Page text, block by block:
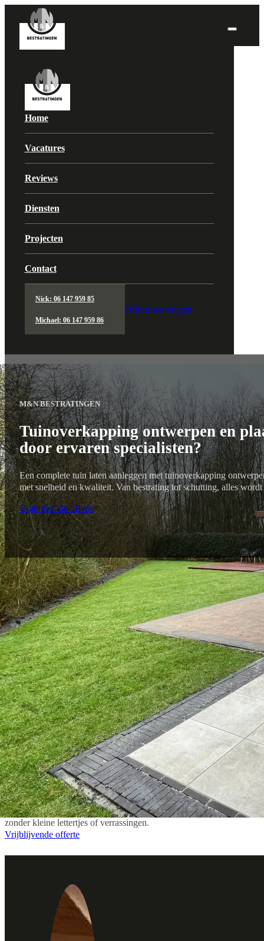
Home
Vacatures
Reviews
Diensten
Projecten
Contact
Nick: 06 147 959 85
Michael: 06 147 959 86
Offerte aanvragen
M&N BESTRATINGEN
Tuinoverkapping ontwerpen en
door ervaren specialisten?
Een complete tuin laten aanleggen met tuinoverkapping
met snelheid en kwaliteit. Van bestrating tot schutting, alles wordt
Vrijblijvende offerte
Wij werken efficiënt en helder: duidelijke
strak werk en advies waar nodig. Zo krijgt u
tuin die u voor ogen hebt.
Onze werkzaamheden variëren van praktische bestrating tot luxe
– Sierbestrating en opritten
– Overkappingen, pergola’s en vlonders
– Schuttingen, erfafscheidingen en poorten
– Terrassen, looppaden en tuintrappen
– Gazonaanleg, beplanting en verlichting
– Complete tuinaanleg op maat – van ontwerp tot oplevering
In Almere Buiten en omstreken zijn wij een bekende naam voor
Daarom bent u verzekerd van vakwerk dat past bij uw wensen én de
Vraag vandaag nog een vrijblijvende offerte aan.
Interesse in tuinoverkapping ontwerpen en plaatsen in Almere
zonder kleine lettertjes of verrassingen.
Vrijblijvende offerte